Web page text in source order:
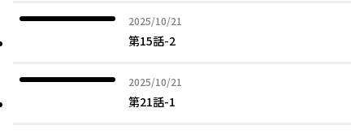
2025/10/21
2025年10月21日
第15話-2
2025/10/21
2025年10月21日
第21話-1